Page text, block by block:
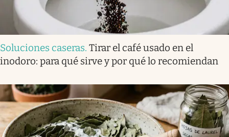
Soluciones caseras. Tirar el café usado en el
inodoro: para qué sirve y por qué lo recomiendan